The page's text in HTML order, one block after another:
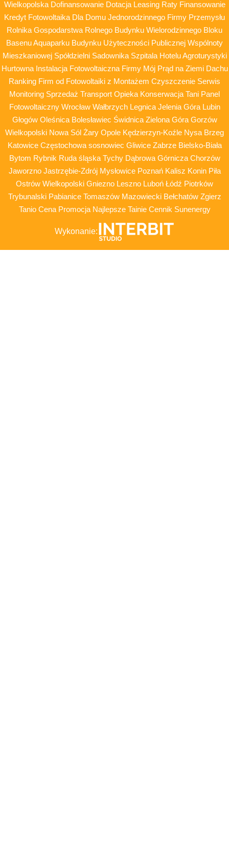
Wielkopolska Dofinansowanie Dotacja Leasing Raty Finansowanie
Kredyt Fotowoltaika Dla Domu Jednorodzinnego Firmy Przemysłu
Rolnika Gospodarstwa Rolnego Budynku Wielorodzinnego Bloku
Basenu Aquaparku Budynku Użyteczności Publicznej Wspólnoty
Mieszkaniowej Spółdzielni Sadownika Szpitala Hotelu Agroturystyki
Hurtowna Instalacja Fotowoltaiczna Firmy Mój Prąd na Ziemi Dachu
Ranking Firm od Fotowoltaiki z Montażem Czyszczenie Serwis
Monitoring Sprzedaż Transport Opieka Konserwacja Tani Panel
Fotowoltaiczny Wrocław Wałbrzych Legnica Jelenia Góra Lubin
Głogów Oleśnica Bolesławiec Świdnica Zielona Góra Gorzów
Wielkopolski Nowa Sól Żary Opole Kędzierzyn-Koźle Nysa Brzeg
Katowice Częstochowa sosnowiec Gliwice Zabrze Bielsko-Biała
Bytom Rybnik Ruda śląska Tychy Dąbrowa Górnicza Chorzów
Jaworzno Jastrzębie-Zdrój Mysłowice Poznań Kalisz Konin Piła
Ostrów Wielkopolski Gniezno Leszno Luboń Łódź Piotrków
Trybunalski Pabianice Tomaszów Mazowiecki Bełchatów Zgierz
Tanio Cena Promocja Najlepsze Tainie Cennik Sunenergy
Wykonanie: